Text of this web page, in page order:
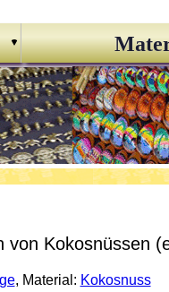
von Kokosnüssen
, Material: Kokosnuss